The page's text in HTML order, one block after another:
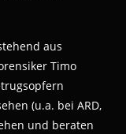
aus
Timo
(u.a. bei ARD,
und beraten